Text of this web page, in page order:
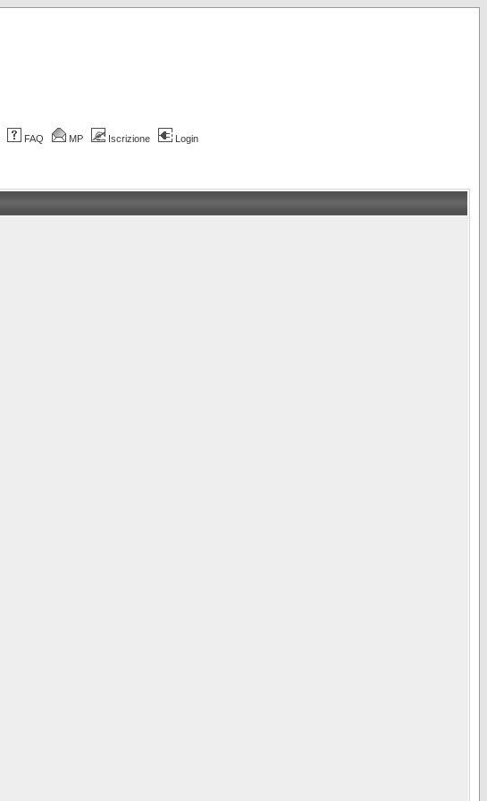
FAQ MP Iscrizione Login